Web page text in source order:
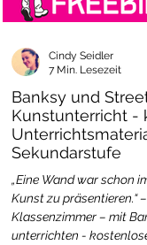
Banksy und
Kunstunterricht -
Sekundarstufe
„Eine Wand war schon
Kunst zu präsentieren.“
Klassenzimmer – mit
unterrichten -
Cindy Seidler
7 Min. Lesezeit